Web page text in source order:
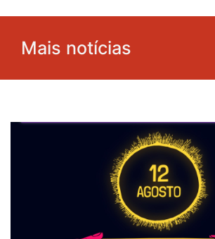
Mais notícias